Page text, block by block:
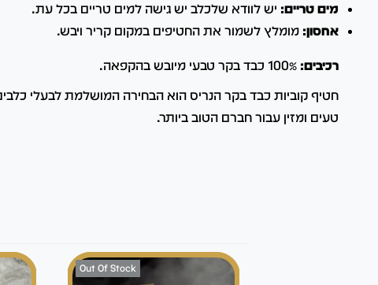
מים טריים: יש לוודא שלכלב יש גישה למים טריים בכל עת.
אחסון: מומלץ לשמור את החטיפים במקום קריר ויבש.
רכיבים: 100% כבד בקר טבעי מיובש בהקפאה.
חטיף קוביות כבד בקר הנריס הוא הבחירה המושלמת לבעלי
טעים ומזין עבור חברם הטוב ביותר.
Out Of Stock